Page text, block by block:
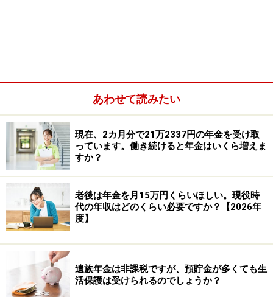
ても、加給年金をもらうためには手続きが必要です。
質問者のnonkeyさんは64歳で特別支給の老齢厚生年金の
あわせて読みたい
現在、2カ月分で21万2337円の年金を受け取
っています。働き続けると年金はいくら増えま
すか？
老後は年金を月15万円くらいほしい。現役時
代の年収はどのくらい必要ですか？【2026年
度】
遺族年金は非課税ですが、預貯金が多くても生
活保護は受けられるのでしょうか？